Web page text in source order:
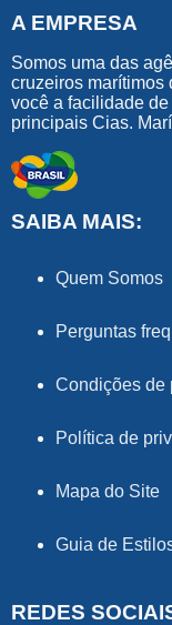
A EMPRESA
Somos uma das
cruzeiros marítimos
você a facilidade
principais Cias.
SAIBA MAIS:
Quem Somos
Perguntas
Condições de
Política de
Mapa do Site
Guia de
REDES